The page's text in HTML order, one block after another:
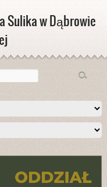
Sulika w Dąbrowie